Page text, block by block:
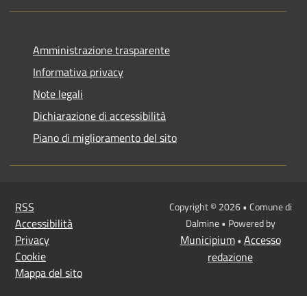
Amministrazione trasparente
Informativa privacy
Note legali
Dichiarazione di accessibilità
Piano di miglioramento del sito
RSS
Accessibilità
Privacy
Cookie
Mappa del sito
Copyright © 2026 • Comune di
Dalmine • Powered by
Municipium• Accesso
redazione